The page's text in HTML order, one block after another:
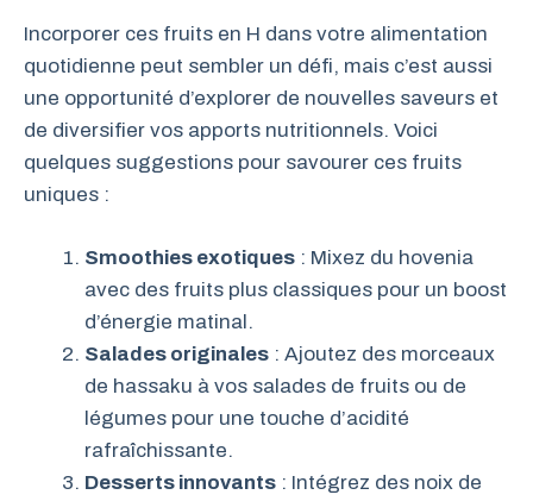
Incorporer ces fruits en H dans votre alimentation
quotidienne peut sembler un défi, mais c’est aussi
une opportunité d’explorer de nouvelles saveurs et
de diversifier vos apports nutritionnels. Voici
quelques suggestions pour savourer ces fruits
uniques :
Smoothies exotiques : Mixez du hovenia
avec des fruits plus classiques pour un boost
d’énergie matinal.
Salades originales : Ajoutez des morceaux
de hassaku à vos salades de fruits ou de
légumes pour une touche d’acidité
rafraîchissante.
Desserts innovants : Intégrez des noix de